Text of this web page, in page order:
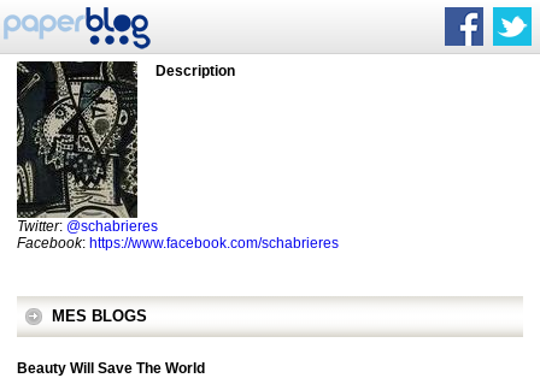
Description
Twitter: @schabrieres
Facebook: https://www.facebook.com/schabrieres
MES BLOGS
Beauty Will Save The World